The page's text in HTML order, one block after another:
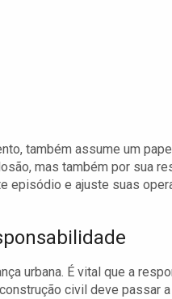
também assume um
mas também por sua
episódio e ajuste suas
urbana. É vital que a
civil deve passar